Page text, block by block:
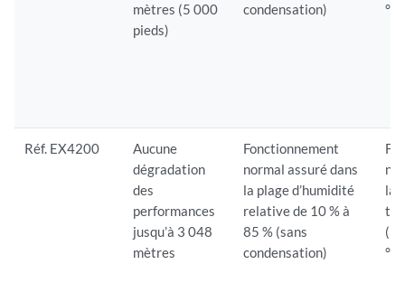
mètres (5 000
pieds)
condensation)
°F)
Réf. EX4200
Aucune
dégradation
des
performances
jusqu’à 3 048
mètres
Fonctionnement
normal assuré dans
la plage d’humidité
relative de 10 % à
85 % (sans
condensation)
la
°F)